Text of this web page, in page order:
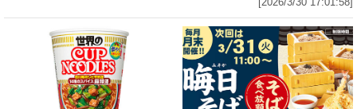
[2026/3/30 17:01:58]